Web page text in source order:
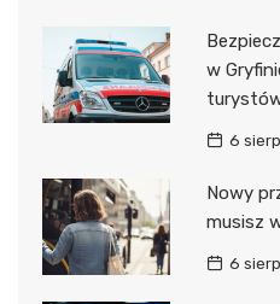
w
6
Nowy
musisz
6